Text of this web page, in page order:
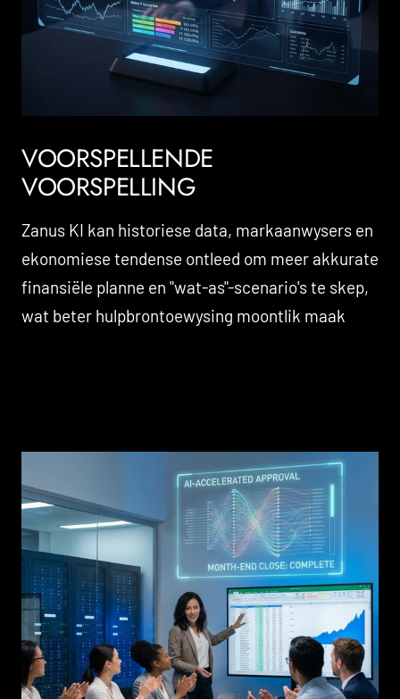
VOORSPELLENDE
VOORSPELLING
Zanus KI kan historiese data, markaanwysers en
ekonomiese tendense ontleed om meer akkurate
finansiële planne en "wat-as"-scenario's te skep,
wat beter hulpbrontoewysing moontlik maak